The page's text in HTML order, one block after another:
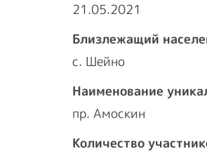
21.05.2021
Близлежащий
с. Шейно
Наименование
пр. Амоскин
Количество